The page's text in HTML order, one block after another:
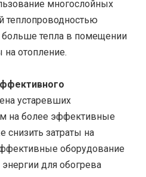
многослойных
теплопроводностью
больше тепла в помещении
на отопление.
устаревших
на более эффективные
затраты на
оборудование
для обогрева